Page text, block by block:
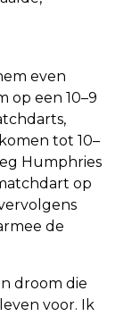
even
op een 10–9
tot 10–
Humphries
op
de
droom die
voor. Ik